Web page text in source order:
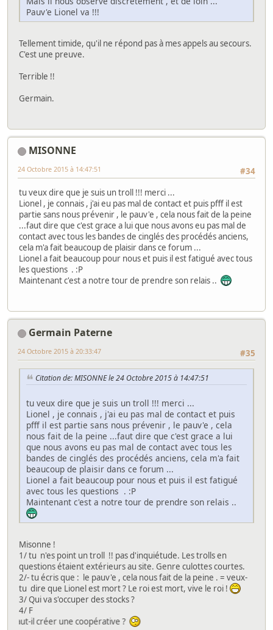
Pauv'e Lionel va !!!
Tellement timide, qu'il ne répond pas à mes appels au secours.
C'est une preuve.
Terrible !!
Germain.
MISONNE
#34
24 Octobre 2015 à 14:47:51
tu veux dire que je suis un troll !!! merci ...
Lionel , je connais , j'ai eu pas mal de contact et puis pfff il est
partie sans nous prévenir , le pauv'e , cela nous fait de la peine
...faut dire que c'est grace a lui que nous avons eu pas mal de
contact avec tous les bandes de cinglés des procédés anciens,
cela m'a fait beaucoup de plaisir dans ce forum ...
Lionel a fait beaucoup pour nous et puis il est fatigué avec tous
les questions . :P
Maintenant c'est a notre tour de prendre son relais ..
Germain Paterne
#35
24 Octobre 2015 à 20:33:47
Citation de: MISONNE le 24 Octobre 2015 à 14:47:51
tu veux dire que je suis un troll !!! merci ...
Lionel , je connais , j'ai eu pas mal de contact et puis
pfff il est partie sans nous prévenir , le pauv'e , cela
nous fait de la peine ...faut dire que c'est grace a lui
que nous avons eu pas mal de contact avec tous les
bandes de cinglés des procédés anciens, cela m'a fait
beaucoup de plaisir dans ce forum ...
Lionel a fait beaucoup pour nous et puis il est fatigué
avec tous les questions . :P
Maintenant c'est a notre tour de prendre son relais ..
Misonne !
1/ tu n'es point un troll !! pas d'inquiétude. Les trolls en
questions étaient extérieurs au site. Genre culottes courtes.
2/- tu écris que : le pauv'e , cela nous fait de la peine . = veux-
tu dire que Lionel est mort ? Le roi est mort, vive le roi !
3/ Qui va s'occuper des stocks ?
4/ F
il créer une coopérative ?